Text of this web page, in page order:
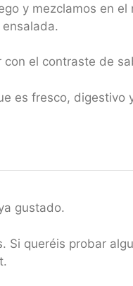
y mezclamos en el
el contraste de
es fresco, digestivo
gustado.
Si queréis probar